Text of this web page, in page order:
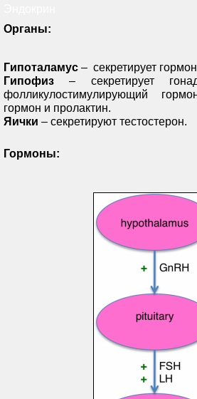
Органы:
Гипоталамус – секретирует гормон
Гипофиз – секретирует
фолликулостимулирующий
гормон и пролактин.
Яички – секретируют тестостерон.
Гормоны: